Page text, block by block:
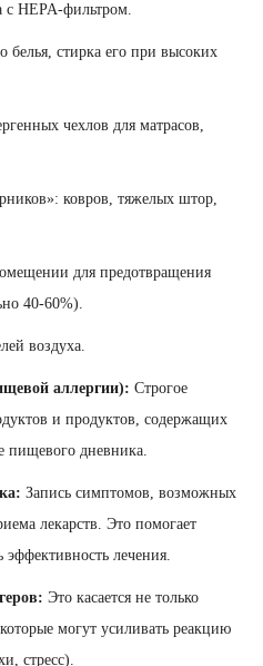
с HEPA-фильтром.
белья, стирка его при высоких
чехлов для матрасов,
ковров, тяжелых штор,
для предотвращения
40-60%).
воздуха.
аллергии): Строгое
и продуктов, содержащих
пищевого дневника.
Запись симптомов, возможных
лекарств. Это помогает
лечения.
Это касается не только
могут усиливать реакцию
стресс).